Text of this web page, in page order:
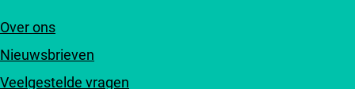
Over ons
Nieuwsbrieven
Veelgestelde vragen